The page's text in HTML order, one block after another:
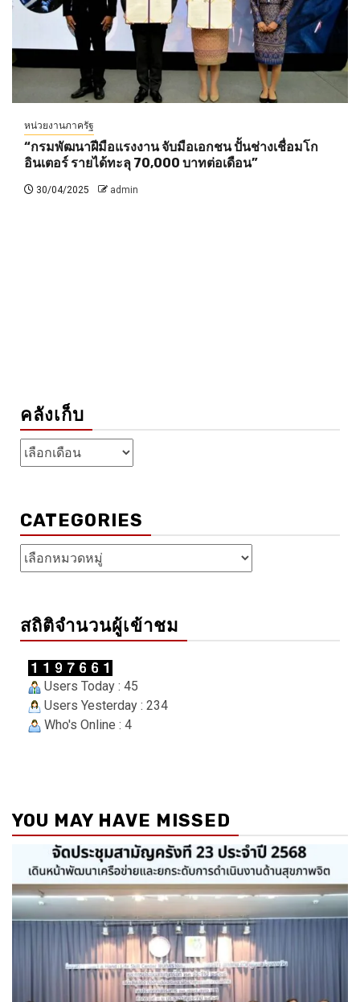
หน่วยงานภาครัฐ
“กรมพัฒนาฝีมือแรงงาน จับมือเอกชน ปั้นช่างเชื่อมโก
อินเตอร์ รายได้ทะลุ 70,000 บาทต่อเดือน”
30/04/2025 admin
คลังเก็บ
คลัง
เก็บ
CATEGORIES
Categories
สถิติจำนวนผู้เข้าชม
Users Today : 45
Users Yesterday : 234
Who's Online : 4
YOU MAY HAVE MISSED